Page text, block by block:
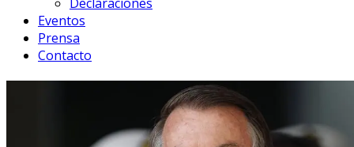
Eventos
Prensa
Contacto